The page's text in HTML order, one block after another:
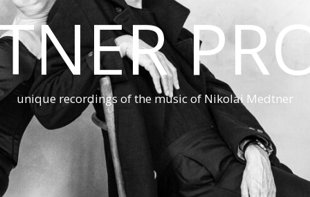
unique recordings of the music of Nikolai Medtner